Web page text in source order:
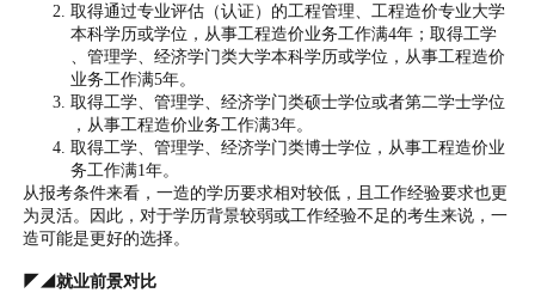
取得通过专业评估（认证）的工程管理、工程造价专业大学
本科学历或学位，从事工程造价业务工作满4年；取得工学
、管理学、经济学门类大学本科学历或学位，从事工程造价
业务工作满5年。
取得工学、管理学、经济学门类硕士学位或者第二学士学位
，从事工程造价业务工作满3年。
取得工学、管理学、经济学门类博士学位，从事工程造价业
务工作满1年。
从报考条件来看，一造的学历要求相对较低，且工作经验要求也更
为灵活。因此，对于学历背景较弱或工作经验不足的考生来说，一
造可能是更好的选择。
◤◢就业前景对比